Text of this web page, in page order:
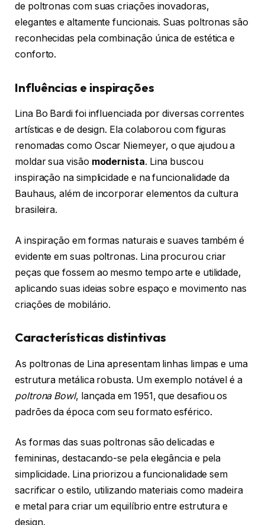
de poltronas com suas criações inovadoras,
elegantes e altamente funcionais. Suas poltronas são
reconhecidas pela combinação única de estética e
conforto.
Influências e inspirações
Lina Bo Bardi foi influenciada por diversas correntes
artísticas e de design. Ela colaborou com figuras
renomadas como Oscar Niemeyer, o que ajudou a
moldar sua visão modernista. Lina buscou
inspiração na simplicidade e na funcionalidade da
Bauhaus, além de incorporar elementos da cultura
brasileira.
A inspiração em formas naturais e suaves também é
evidente em suas poltronas. Lina procurou criar
peças que fossem ao mesmo tempo arte e utilidade,
aplicando suas ideias sobre espaço e movimento nas
criações de mobilário.
Características distintivas
As poltronas de Lina apresentam linhas limpas e uma
estrutura metálica robusta. Um exemplo notável é a
poltrona Bowl, lançada em 1951, que desafiou os
padrões da época com seu formato esférico.
As formas das suas poltronas são delicadas e
femininas, destacando-se pela elegância e pela
simplicidade. Lina priorizou a funcionalidade sem
sacrificar o estilo, utilizando materiais como madeira
e metal para criar um equilíbrio entre estrutura e
design.